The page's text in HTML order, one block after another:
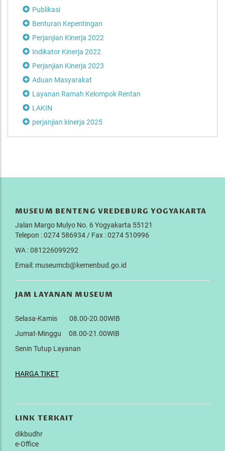
Publikasi
Benturan Kepentingan
Perjanjian Kinerja 2022
Indikator Kinerja 2022
Perjanjian Kinerja 2023
Aduan Masyarakat
Layanan Ramah Kelompok Rentan
LAKIN
perjanjian kinerja 2025
MUSEUM BENTENG VREDEBURG YOGYAKARTA
Jalan Margo Mulyo No. 6 Yogyakarta 55121
Telepon : 0274 586934 / Fax : 0274 510996
WA : 081226099292
Email: museumcb@kemenbud.go.id
JAM LAYANAN MUSEUM
Selasa-Kamis 08.00-20.00WIB
Jumat-Minggu 08.00-21.00WIB
Senin Tutup Layanan
HARGA TIKET
LINK TERKAIT
dikbudhr
e-Office